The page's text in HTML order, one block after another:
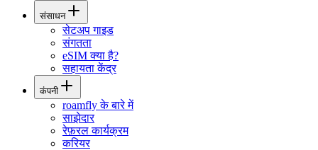
संसाधन
सेटअप गाइड
संगतता
eSIM क्या है?
सहायता केंद्र
कंपनी
roamfly के बारे में
साझेदार
रेफ़रल कार्यक्रम
करियर